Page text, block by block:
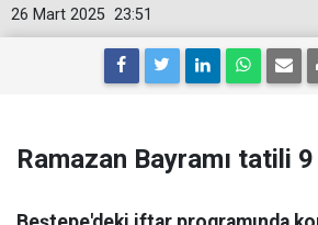
23:51
26 Mart 2025
Ramazan Bayramı tatili